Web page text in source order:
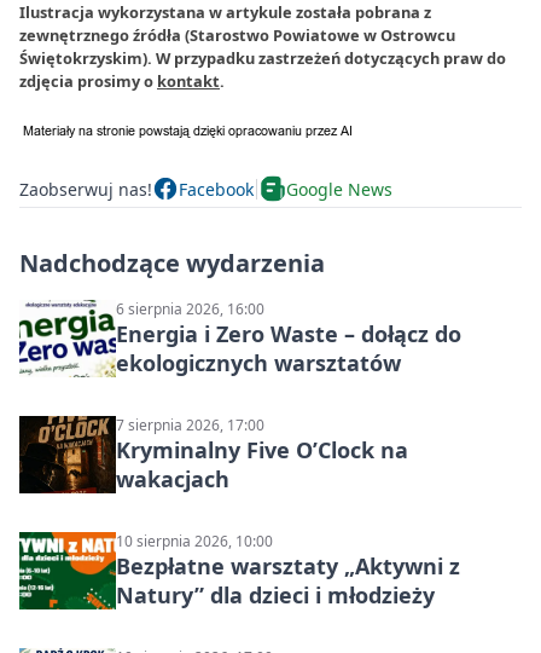
Ilustracja wykorzystana w artykule została pobrana z
zewnętrznego źródła (Starostwo Powiatowe w Ostrowcu
Świętokrzyskim). W przypadku zastrzeżeń dotyczących praw do
zdjęcia prosimy o kontakt.
Zaobserwuj nas! Facebook Google News
Nadchodzące wydarzenia
6 sierpnia 2026, 16:00
Energia i Zero Waste – dołącz do
ekologicznych warsztatów
7 sierpnia 2026, 17:00
Kryminalny Five O’Clock na
wakacjach
10 sierpnia 2026, 10:00
Bezpłatne warsztaty „Aktywni z
Natury” dla dzieci i młodzieży